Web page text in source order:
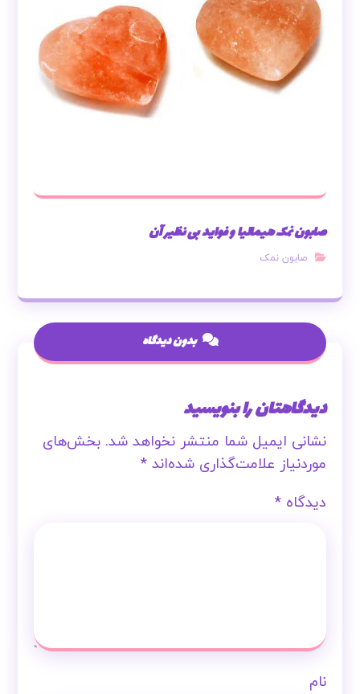
صابون نمک هیمالیا و فواید بی نظیر آن
صابون نمک
بدون دیدگاه
دیدگاهتان را بنویسید
نشانی ایمیل شما منتشر نخواهد شد. بخش‌های
موردنیاز علامت‌گذاری شده‌اند*
دیدگاه*
نام